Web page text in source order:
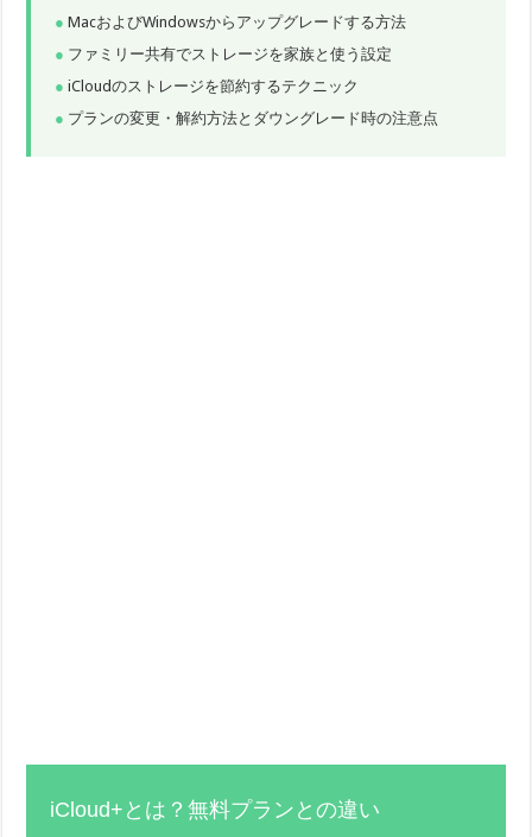
MacおよびWindowsからアップグレードする方法
ファミリー共有でストレージを家族と使う設定
iCloudのストレージを節約するテクニック
プランの変更・解約方法とダウングレード時の注意点
iCloud+とは？無料プランとの違い